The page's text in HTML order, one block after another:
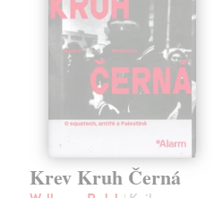
Krev Kruh Černá